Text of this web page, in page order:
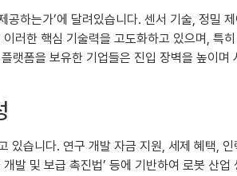
하는가’에 달려있습니다. 센서 기술, 정밀
러한 핵심 기술력을 고도화하고 있으며,
폼을 보유한 기업들은 진입 장벽을 높이
습니다. 연구 개발 자금 지원, 세제 혜택,
발 및 보급 촉진법’ 등에 기반하여 로봇 산